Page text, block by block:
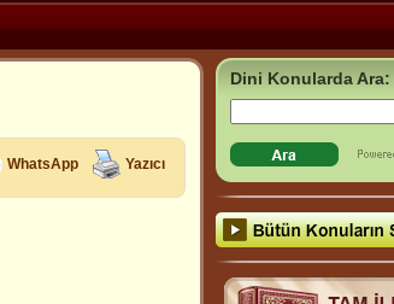
WhatsApp Yazıcı
Dini Konularda Ara: